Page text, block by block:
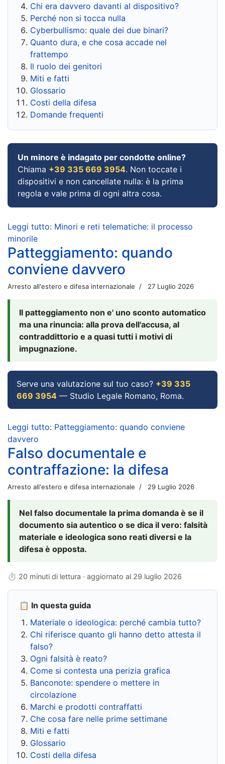
Chi era davvero davanti al dispositivo?
Perché non si tocca nulla
Cyberbullismo: quale dei due binari?
Quanto dura, e che cosa accade nel
frattempo
Il ruolo dei genitori
Miti e fatti
Glossario
Costi della difesa
Domande frequenti
Un minore è indagato per condotte online?
Chiama +39 335 669 3954. Non toccate i
dispositivi e non cancellate nulla: è la prima
regola e vale prima di ogni altra cosa.
Leggi tutto: Minori e reti telematiche: il processo
minorile
Patteggiamento: quando
conviene davvero
Arresto all'estero e difesa internazionale 27 Luglio 2026
Il patteggiamento non e' uno sconto automatico
ma una rinuncia: alla prova dell'accusa, al
contraddittorio e a quasi tutti i motivi di
impugnazione.
Serve una valutazione sul tuo caso? +39 335
669 3954 — Studio Legale Romano, Roma.
Leggi tutto: Patteggiamento: quando conviene
davvero
Falso documentale e
contraffazione: la difesa
Arresto all'estero e difesa internazionale 29 Luglio 2026
Nel falso documentale la prima domanda è se il
documento sia autentico o se dica il vero: falsità
materiale e ideologica sono reati diversi e la
difesa è opposta.
⏱ 20 minuti di lettura · aggiornato al 29 luglio 2026
📋 In questa guida
Materiale o ideologica: perché cambia tutto?
Chi riferisce quanto gli hanno detto attesta il
falso?
Ogni falsità è reato?
Come si contesta una perizia grafica
Banconote: spendere o mettere in
circolazione
Marchi e prodotti contraffatti
Che cosa fare nelle prime settimane
Miti e fatti
Glossario
Costi della difesa